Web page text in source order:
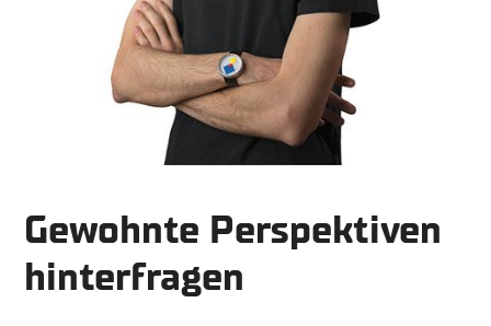
Gewohnte Perspektiven
hinterfragen